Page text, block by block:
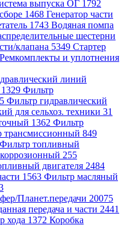
выпуска ОГ 1792
1468 Генератор части
1743 Водяная помпа
шестерни
клапана 5349 Стартер
Ремкомплекты и уплотнения
линий
Фильтр
Фильтр гидравлический
для сельхоз. техники 31
1362 Фильтр
трансмиссионный 849
Фильтр топливный
255
двигателя 2484
1563 Фильтр масляный
Планет.передачи 20075
передача и части 2441
хода 1372 Коробка